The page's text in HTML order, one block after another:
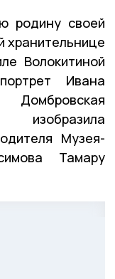
родину своей
хранительнице
Волокитиной
Ивана
изобразила
Музея-
Тамару